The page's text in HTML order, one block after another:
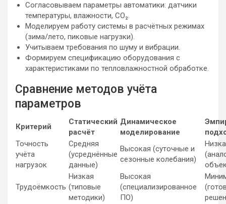
Согласовываем параметры автоматики: датчики
температуры, влажности, CO₂.
Моделируем работу системы в расчётных режимах
(зима/лето, пиковые нагрузки).
Учитываем требования по шуму и вибрации.
Формируем спецификацию оборудования с
характеристиками по тепловлажностной обработке.
Сравнение методов учёта
параметров
Критерий
Статический
расчёт
Динамическое
моделирование
Точность
учёта
нагрузок
Средняя
(усреднённые
данные)
Высокая (суточные и
сезонные колебания)
Трудоёмкость
Низкая
(типовые
методики)
Высокая
(специализированное
ПО)